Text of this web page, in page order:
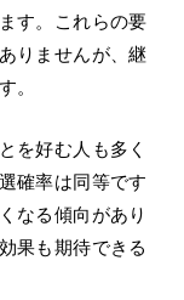
す。これらの要
りませんが、継
。
を好む人も多く
確率は同等です
なる傾向があり
果も期待できる